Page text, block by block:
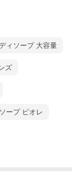
ィソープ 大容量
ズ
ープ ビオレ